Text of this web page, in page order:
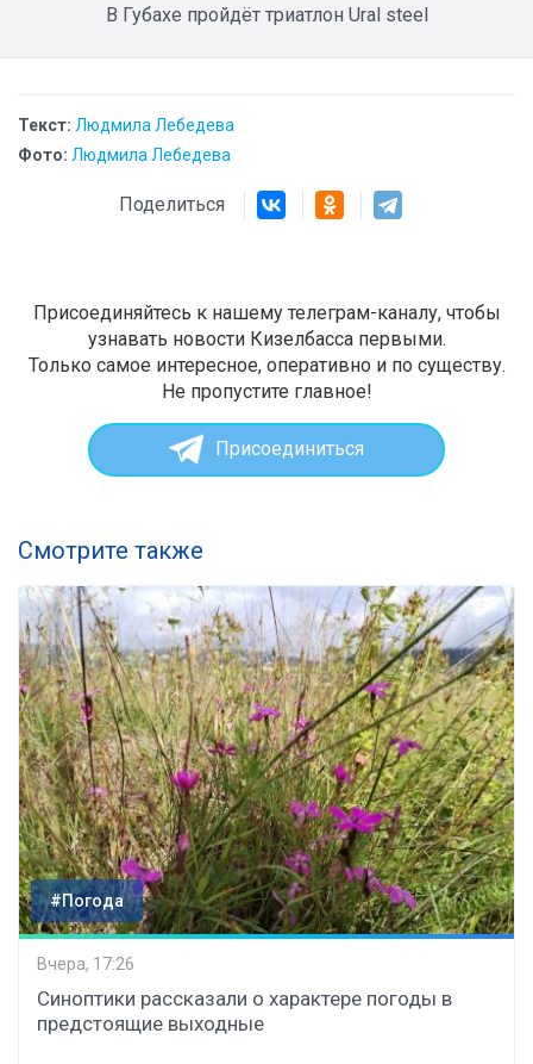
В Губахе пройдёт триатлон Ural steel
Текст: Людмила Лебедева
Фото: Людмила Лебедева
Поделиться
Присоединяйтесь к нашему телеграм-каналу, чтобы
узнавать новости Кизелбасса первыми.
Только самое интересное, оперативно и по существу.
Не пропустите главное!
Присоединиться
Смотрите также
#Погода
Вчера, 17:26
Синоптики рассказали о характере погоды в
предстоящие выходные